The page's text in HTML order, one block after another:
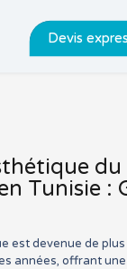
Devis
Tunisie :
est devenue de plus
années, offrant